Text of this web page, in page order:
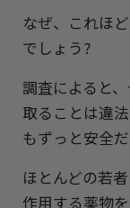
なぜ、これほ
でしょう?
調査によると
取ることは違
もずっと安全
ほとんどの若
作用する薬物